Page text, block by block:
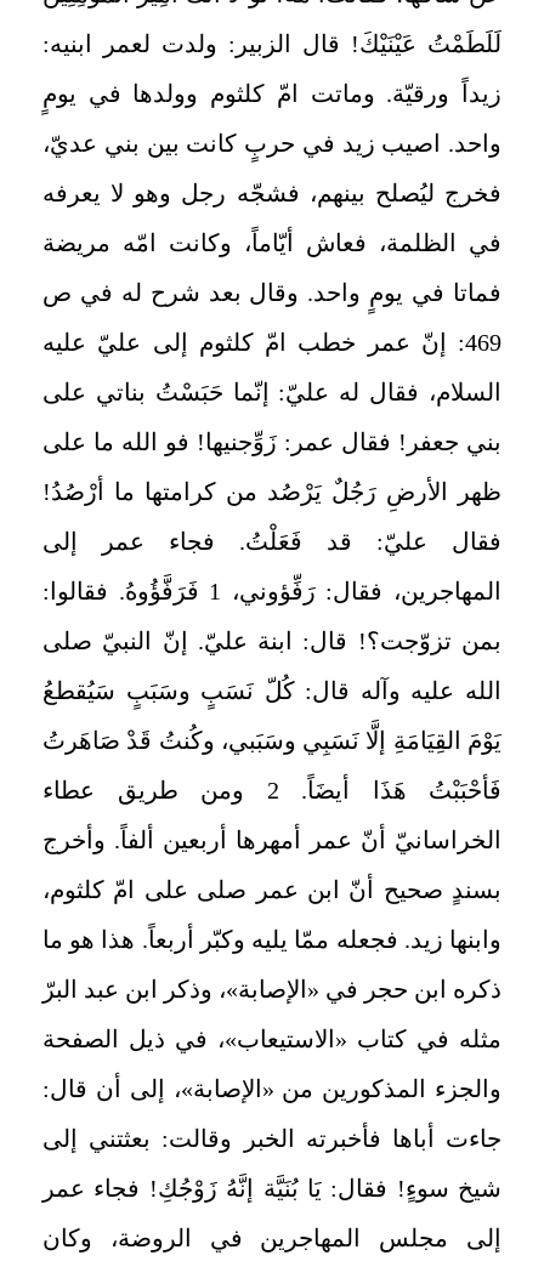
لَلَطَمْتُ عَيْنَيْكَ! قال الزبير: ولدت لعمر ابنيه:
زيداً ورقيّة. وماتت امّ كلثوم وولدها في يومٍ
واحد. اصيب زيد في حربٍ كانت بين بني عديّ،
فخرج ليُصلح بينهم، فشجّه رجل وهو لا يعرفه
في الظلمة، فعاش أيّاماً، وكانت امّه مريضة
فماتا في يومٍ واحد. وقال بعد شرح له في ص
469: إنّ عمر خطب امّ كلثوم إلى عليّ عليه
السلام، فقال له عليّ: إنّما حَبَسْتُ بناتي على
بني جعفر! فقال عمر: زَوِّجنيها! فو الله ما على
ظهر الأرضِ رَجُلٌ يَرْصُد من كرامتها ما أرْصُدُ!
فقال عليّ: قد فَعَلْتُ. فجاء عمر إلى
المهاجرين، فقال: رَفِّؤوني، 1 فَرَفَّؤُوهُ. فقالوا:
بمن تزوّجت؟! قال: ابنة عليّ. إنّ النبيّ صلى
الله عليه وآله قال: كُلّ نَسَبٍ وسَبَبٍ سَيُقطعُ
يَوْمَ القِيَامَةِ إلَّا نَسَبِي وسَبَبي، وكُنتُ قَدْ صَاهَرتُ
فَأحْبَبْتُ هَذَا أيضَاً. 2 ومن طريق عطاء
الخراسانيّ أنّ عمر أمهرها أربعين ألفاً. وأخرج
بسندٍ صحيح أنّ ابن عمر صلى على امّ كلثوم،
وابنها زيد. فجعله ممّا يليه وكبّر أربعاً. هذا هو ما
ذكره ابن حجر في «الإصابة»، وذكر ابن عبد البرّ
مثله في كتاب «الاستيعاب»، في ذيل الصفحة
والجزء المذكورين من «الإصابة»، إلى أن قال:
جاءت أباها فأخبرته الخبر وقالت: بعثتني إلى
شيخ سوءٍ! فقال: يَا بُنَيَّة إنَّهُ زَوْجُكِ! فجاء عمر
إلى مجلس المهاجرين في الروضة، وكان